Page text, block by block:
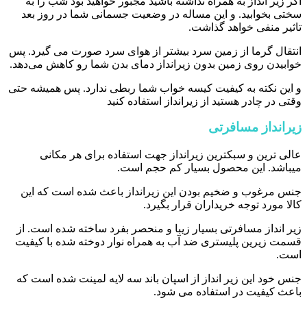
سختی بخوابید. و این مساله در وضعیت جسمانی شما در روز بعد
تاثیر منفی خواهد گذاشت.
انتقال گرما از زمین سرد بیشتر از هوای سرد صورت می گیرد. پس
خوابیدن روی زمین بدون زیرانداز دمای بدن شما رو کاهش می‌دهد.
و این نکته به کیفیت کیسه خواب شما ربطی ندارد. پس همیشه حتی
وقتی در چادر هستید از زیرانداز استفاده کنید
زیرانداز مسافرتی
عالی ترین و سبکترین زیرانداز جهت استفاده برای هر مکانی
میباشد. این محصول بسیار کم حجم است.
جنس مرغوب و ضخیم بودن این زیرانداز باعث شده است که این
کالا مورد توجه خریداران قرار بگیرد.
زیر انداز مسافرتی بسیار زیبا و منحصر بفرد ساخته شده است. از
قسمت زیرین پلیستری ضد آب به همراه نوار دوخته شده با کیفیت
است.
جنس خود این زیر انداز از اسپان باند سه لایه لمینت شده است که
باعث کیفیت در استفاده می شود.